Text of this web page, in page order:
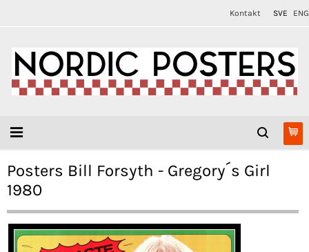
Kontakt SVE ENG
Posters Bill Forsyth - Gregory´s Girl
1980